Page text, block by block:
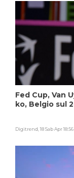
Fed Cup, Van
ko, Belgio sul
Digitrend,18 Sab Apr 18:56